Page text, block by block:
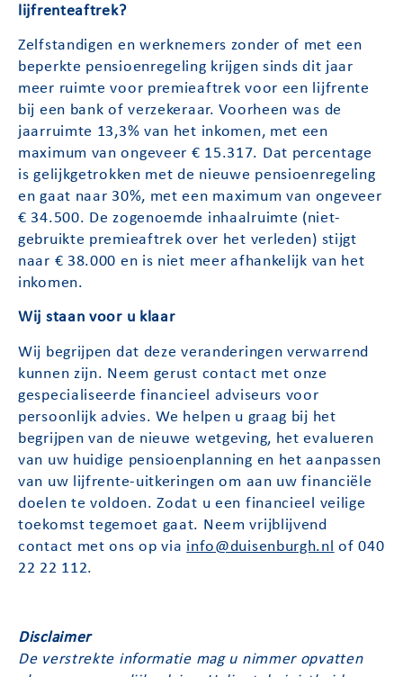
lijfrenteaftrek?
Zelfstandigen en werknemers zonder of met een
beperkte pensioenregeling krijgen sinds dit jaar
meer ruimte voor premieaftrek voor een lijfrente
bij een bank of verzekeraar. Voorheen was de
jaarruimte 13,3% van het inkomen, met een
maximum van ongeveer € 15.317. Dat percentage
is gelijkgetrokken met de nieuwe pensioenregeling
en gaat naar 30%, met een maximum van ongeveer
€ 34.500. De zogenoemde inhaalruimte (niet-
gebruikte premieaftrek over het verleden) stijgt
naar € 38.000 en is niet meer afhankelijk van het
inkomen.
Wij staan voor u klaar
Wij begrijpen dat deze veranderingen verwarrend
kunnen zijn. Neem gerust contact met onze
gespecialiseerde financieel adviseurs voor
persoonlijk advies. We helpen u graag bij het
begrijpen van de nieuwe wetgeving, het evalueren
van uw huidige pensioenplanning en het aanpassen
van uw lijfrente-uitkeringen om aan uw financiële
doelen te voldoen. Zodat u een financieel veilige
toekomst tegemoet gaat. Neem vrijblijvend
contact met ons op via info@duisenburgh.nl of 040
22 22 112.
Disclaimer
De verstrekte informatie mag u nimmer opvatten